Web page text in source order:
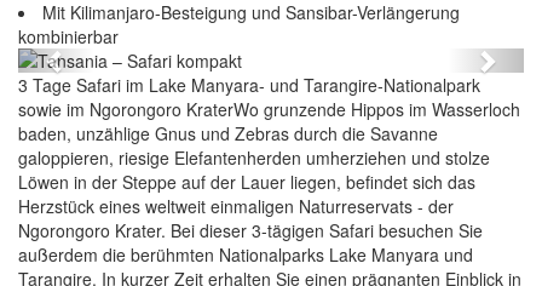
Mit Kilimanjaro-Besteigung und Sansibar-Verlängerung
kombinierbar
Tansania – Safari kompakt
Previous Next
3 Tage Safari im Lake Manyara- und Tarangire-Nationalpark
sowie im Ngorongoro KraterWo grunzende Hippos im Wasserloch
baden, unzählige Gnus und Zebras durch die Savanne
galoppieren, riesige Elefantenherden umherziehen und stolze
Löwen in der Steppe auf der Lauer liegen, befindet sich das
Herzstück eines weltweit einmaligen Naturreservats - der
Ngorongoro Krater. Bei dieser 3-tägigen Safari besuchen Sie
außerdem die berühmten Nationalparks Lake Manyara und
Tarangire. In kurzer Zeit erhalten Sie einen prägnanten Einblick in